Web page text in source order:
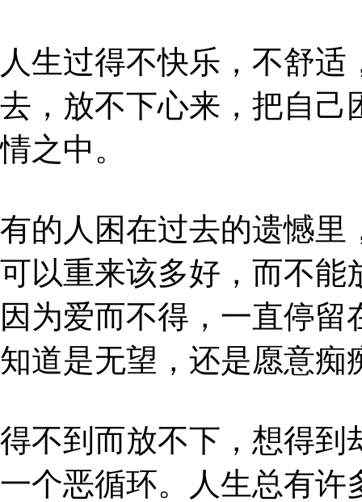
人生过得不快乐，不舒
去，放不下心来，把自己
情之中。
有的人困在过去的遗憾里
可以重来该多好，而不能
因为爱而不得，一直停
知道是无望，还是愿意痴
得不到而放不下，想得到
一个恶循环。人生总有许